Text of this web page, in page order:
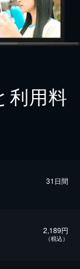
利用料
31日間
2,189円
（税込）